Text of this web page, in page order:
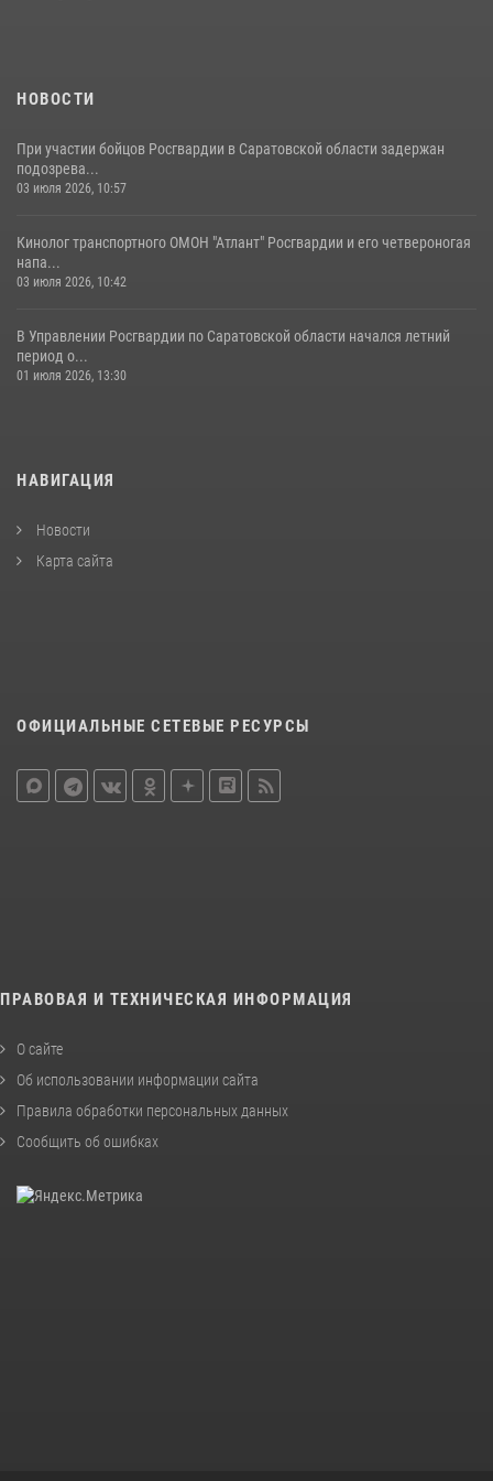
05 августа 2026, 12:55
НОВОСТИ
При участии бойцов Росгвардии в Саратовской области задержан
подозрева...
03 июля 2026, 10:57
Кинолог транспортного ОМОН "Атлант" Росгвардии и его четвероногая
напа...
03 июля 2026, 10:42
В Управлении Росгвардии по Саратовской области начался летний
период о...
01 июля 2026, 13:30
НАВИГАЦИЯ
Новости
Карта сайта
ОФИЦИАЛЬНЫЕ СЕТЕВЫЕ РЕСУРСЫ
ПРАВОВАЯ И ТЕХНИЧЕСКАЯ ИНФОРМАЦИЯ
О сайте
Об использовании информации сайта
Правила обработки персональных данных
Сообщить об ошибках